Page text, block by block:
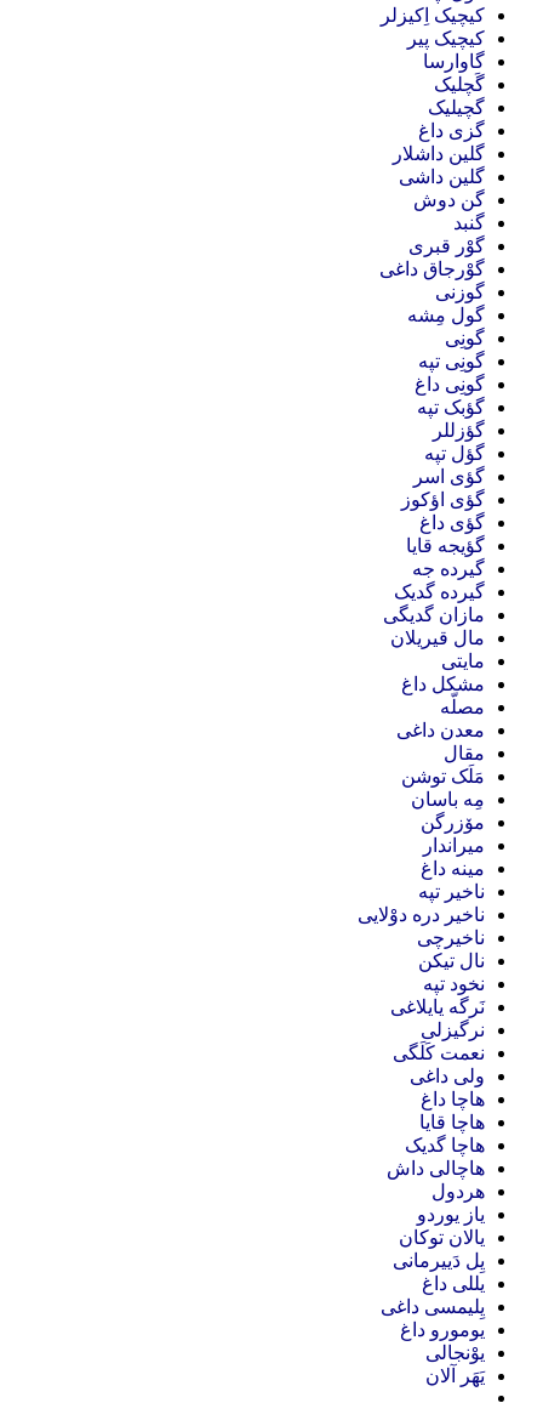
کیچیک اِکیزلر
کیچیک پیر
گاوارسا
گَچلیک
گچیلیک
گزی داغ
گلین داشلار
گلین داشی
گن دوش
گنبد
گوْر قبری
گوْرجاق داغی
گوزنی
گول مِشه
گونِی
گونِی تپه
گونِی داغ
گؤبک تپه
گؤزللر
گؤل تپه
گؤی اسر
گؤی اؤکوز
گؤی داغ
گؤیجه قایا
گیرده جه
گیرده گدیک
مازان گدیگی
مال قیریلان
مایتی
مشکل داغ
مصلّه
معدن داغی
مقال
مَلَک توشن
مِه باسان
مۆزرگن
میراندار
مینه داغ
ناخیر تپه
ناخیر دره دوْلایی
ناخیرچی
نال تیکن
نخود تپه
نَرگه یایلاغی
نرگیزلی
نعمت کَلَگی
ولی داغی
هاچا داغ
هاچا قایا
هاچا گدیک
هاچالی داش
هردول
یاز یوردو
یالان توکان
یِل دَییرمانی
یللی داغ
یِلیمسی داغی
یومورو داغ
یوْنجالی
یَهَر آلان